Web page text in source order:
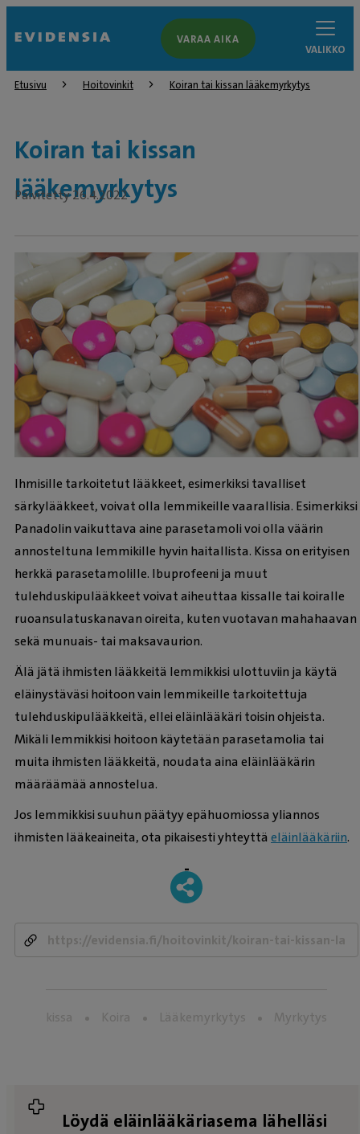
VARAA AIKA
VALIKKO
Etusivu Hoitovinkit Koiran tai kissan lääkemyrkytys
Koiran tai kissan
lääkemyrkytys
Päivitetty 26.4.2022
Ihmisille tarkoitetut lääkkeet, esimerkiksi tavalliset
särkylääkkeet, voivat olla lemmikeille vaarallisia. Esimerkiksi
Panadolin vaikuttava aine parasetamoli voi olla väärin
annosteltuna lemmikille hyvin haitallista. Kissa on erityisen
herkkä parasetamolille. Ibuprofeeni ja muut
tulehduskipulääkkeet voivat aiheuttaa kissalle tai koiralle
ruoansulatuskanavan oireita, kuten vuotavan mahahaavan
sekä munuais- tai maksavaurion.
Älä jätä ihmisten lääkkeitä lemmikkisi ulottuviin ja käytä
eläinystäväsi hoitoon vain lemmikeille tarkoitettuja
tulehduskipulääkkeitä, ellei eläinlääkäri toisin ohjeista.
Mikäli lemmikkisi hoitoon käytetään parasetamolia tai
muita ihmisten lääkkeitä, noudata aina eläinlääkärin
määräämää annostelua.
Jos lemmikkisi suuhun päätyy epähuomiossa yliannos
ihmisten lääkeaineita, ota pikaisesti yhteyttä eläinlääkäriin.
-
kissa Koira Lääkemyrkytys Myrkytys
Löydä eläinlääkäriasema lähelläsi